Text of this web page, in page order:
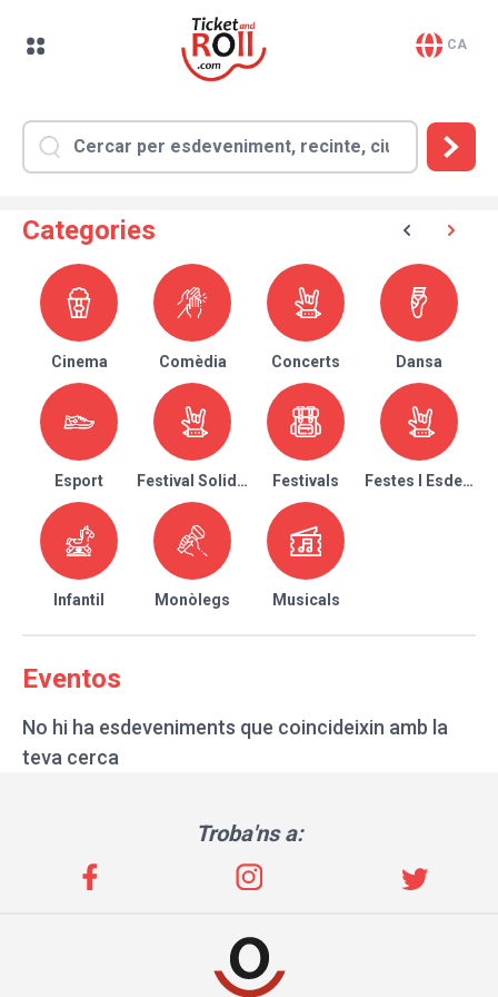
CA
Categories
Cinema Comèdia Concerts Dansa
Esport Festival Solidari Festivals Festes I
Infantil Monòlegs Musicals
Eventos
No hi ha esdeveniments que coincideixin amb la
teva cerca
Troba'ns a: